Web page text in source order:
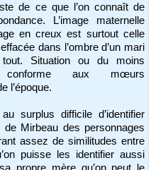
de ce que l’on connaît de
L’image maternelle
en creux est surtout celle
dans l’ombre d’un mari
Situation ou du moins
conforme aux mœurs
l’époque.
surplus difficile d’identifier
de Mirbeau des personnages
assez de similitudes entre
puisse les identifier aussi